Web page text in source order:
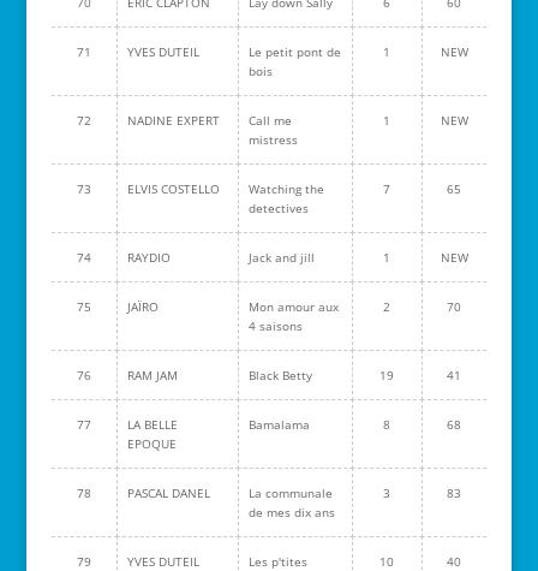
71 YVES DUTEIL
Le petit pont de
bois
1 NEW
72 NADINE EXPERT
Call me
mistress
1 NEW
73 ELVIS COSTELLO
Watching the
detectives
7 65
74 RAYDIO Jack and jill 1 NEW
75 JAÏRO
Mon amour aux
4 saisons
2 70
76 RAM JAM Black Betty 19 41
77
LA BELLE
EPOQUE
Bamalama 8 68
78 PASCAL DANEL
La communale
de mes dix ans
3 83
79 YVES DUTEIL
Les p'tites
10 40